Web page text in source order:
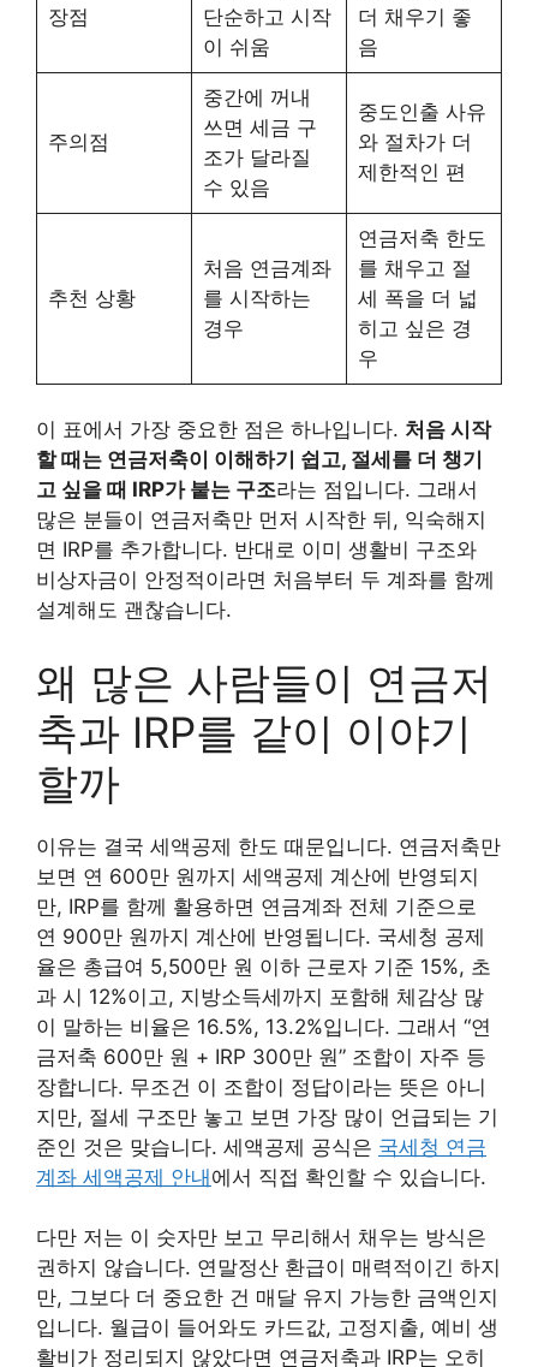
장점
단순하고 시작
이 쉬움
더 채우기 좋
음
주의점
중간에 꺼내
쓰면 세금 구
조가 달라질
수 있음
중도인출 사유
와 절차가 더
제한적인 편
추천 상황
처음 연금계좌
를 시작하는
경우
연금저축 한도
를 채우고 절
세 폭을 더 넓
히고 싶은 경
우
이 표에서 가장 중요한 점은 하나입니다. 처음 시작
할 때는 연금저축이 이해하기 쉽고, 절세를 더 챙기
고 싶을 때 IRP가 붙는 구조라는 점입니다. 그래서
많은 분들이 연금저축만 먼저 시작한 뒤, 익숙해지
면 IRP를 추가합니다. 반대로 이미 생활비 구조와
비상자금이 안정적이라면 처음부터 두 계좌를 함께
설계해도 괜찮습니다.
왜 많은 사람들이 연금저
축과 IRP를 같이 이야기
할까
이유는 결국 세액공제 한도 때문입니다. 연금저축만
보면 연 600만 원까지 세액공제 계산에 반영되지
만, IRP를 함께 활용하면 연금계좌 전체 기준으로
연 900만 원까지 계산에 반영됩니다. 국세청 공제
율은 총급여 5,500만 원 이하 근로자 기준 15%, 초
과 시 12%이고, 지방소득세까지 포함해 체감상 많
이 말하는 비율은 16.5%, 13.2%입니다. 그래서 “연
금저축 600만 원 + IRP 300만 원” 조합이 자주 등
장합니다. 무조건 이 조합이 정답이라는 뜻은 아니
지만, 절세 구조만 놓고 보면 가장 많이 언급되는 기
준인 것은 맞습니다. 세액공제 공식은 국세청 연금
계좌 세액공제 안내에서 직접 확인할 수 있습니다.
다만 저는 이 숫자만 보고 무리해서 채우는 방식은
권하지 않습니다. 연말정산 환급이 매력적이긴 하지
만, 그보다 더 중요한 건 매달 유지 가능한 금액인지
입니다. 월급이 들어와도 카드값, 고정지출, 예비 생
활비가 정리되지 않았다면 연금저축과 IRP는 오히